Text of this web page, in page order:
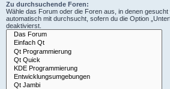
Zu durchsuchende Foren:
Wähle das Forum oder die Foren aus, in denen
automatisch mit durchsucht, sofern du die Option
deaktivierst.